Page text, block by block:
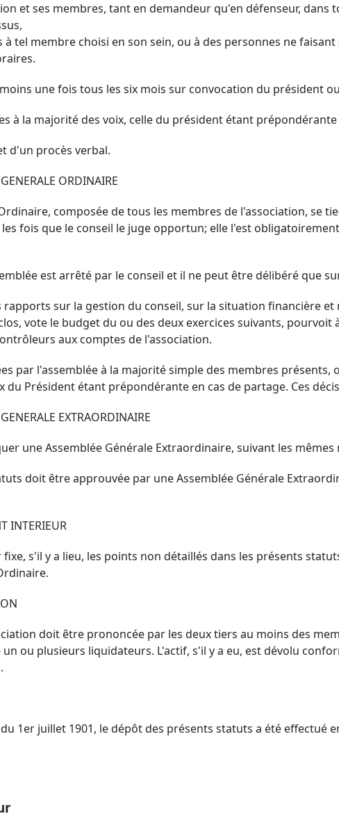
et ses membres, tant en demandeur qu'en défenseur, dans
à tel membre choisi en son sein, ou à des personnes ne
une fois tous les six mois sur convocation du président
à la majorité des voix, celle du président étant
d'un procès verbal.
ORDINAIRE
composée de tous les membres de l'association, se
fois que le conseil le juge opportun; elle l'est
est arrêté par le conseil et il ne peut être délibéré que
rapports sur la gestion du conseil, sur la situation financière
vote le budget du ou des deux exercices suivants,
aux comptes de l'association.
par l'assemblée à la majorité simple des membres
du Président étant prépondérante en cas de partage. Ces
EXTRAORDINAIRE
une Assemblée Générale Extraordinaire, suivant les
doit être approuvée par une Assemblée Générale
INTERIEUR
s'il y a lieu, les points non détaillés dans les présents
doit être prononcée par les deux tiers au moins des
un ou plusieurs liquidateurs. L'actif, s'il y a eu, est dévolu
1er juillet 1901, le dépôt des présents statuts a été effectué